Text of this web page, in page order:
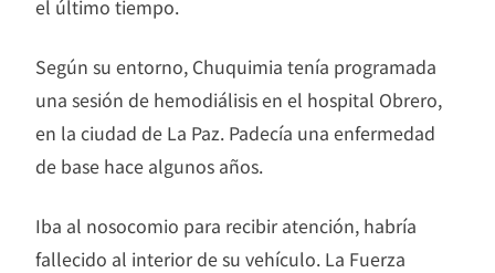
el último tiempo.
Según su entorno, Chuquimia tenía programada
una sesión de hemodiálisis en el hospital Obrero,
en la ciudad de La Paz. Padecía una enfermedad
de base hace algunos años.
Iba al nosocomio para recibir atención, habría
fallecido al interior de su vehículo. La Fuerza